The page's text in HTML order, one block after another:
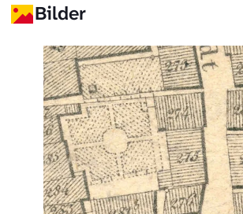
Bilder